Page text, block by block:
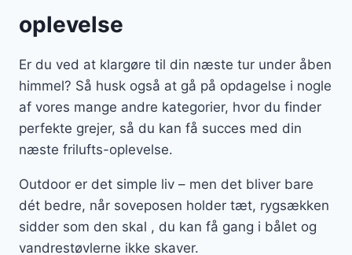
oplevelse
Er du ved at klargøre til din næste tur under åben
himmel? Så husk også at gå på opdagelse i nogle
af vores mange andre kategorier, hvor du finder
perfekte grejer, så du kan få succes med din
næste frilufts-oplevelse.
Outdoor er det simple liv – men det bliver bare
dét bedre, når soveposen holder tæt, rygsækken
sidder som den skal , du kan få gang i bålet og
vandrestøvlerne ikke skaver.